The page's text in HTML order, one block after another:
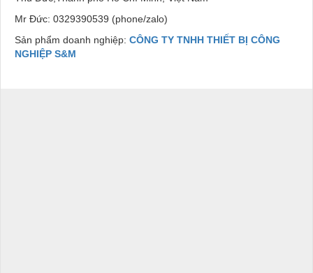
Mr Đức: 0329390539 (phone/zalo)
Sản phẩm doanh nghiệp: CÔNG TY TNHH THIẾT BỊ CÔNG
NGHIỆP S&M